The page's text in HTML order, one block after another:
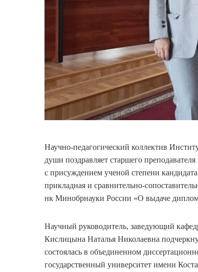
Научно-педагогический коллектив
души поздравляет старшего
с присуждением ученой степени
прикладная и сравнительно-
нк Минобрнауки России «О выдаче
Научный руководитель, заведующий
Кислицына Наталья Николаевна
состоялась в объединенном
государственный университет имени